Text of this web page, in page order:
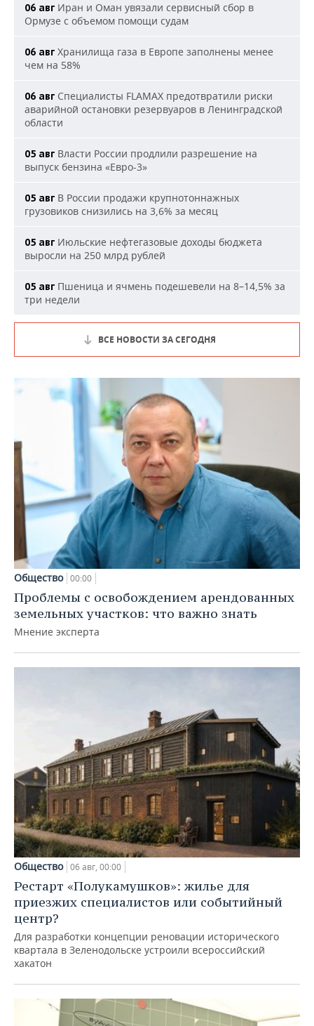
06 авг Иран и Оман увязали сервисный сбор в
Ормузе с объемом помощи судам
06 авг Хранилища газа в Европе заполнены менее
чем на 58%
06 авг Специалисты FLAMAX предотвратили риски
аварийной остановки резервуаров в Ленинградской
области
05 авг Власти России продлили разрешение на
выпуск бензина «Евро-3»
05 авг В России продажи крупнотоннажных
грузовиков снизились на 3,6% за месяц
05 авг Июльские нефтегазовые доходы бюджета
выросли на 250 млрд рублей
05 авг Пшеница и ячмень подешевели на 8–14,5% за
три недели
ВСЕ НОВОСТИ ЗА СЕГОДНЯ
Общество 00:00
Проблемы с освобождением арендованных
земельных участков: что важно знать
Мнение эксперта
Общество 06 авг, 00:00
Рестарт «Полукамушков»: жилье для
приезжих специалистов или событийный
центр?
Для разработки концепции реновации исторического
квартала в Зеленодольске устроили всероссийский
хакатон